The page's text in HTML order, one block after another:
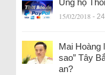
Ủng hộ
15/02/2018 -
Mai Hoàng
sao” Tây
an?